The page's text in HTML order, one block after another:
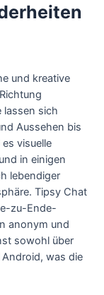
und kreative
lassen sich
Aussehen bis
visuelle
in einigen
lebendiger
Tipsy Chat
zu-Ende-
anonym und
sowohl über
was die